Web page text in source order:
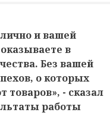
и вашей
в
Без вашей
о которых
товаров», - сказал
работы